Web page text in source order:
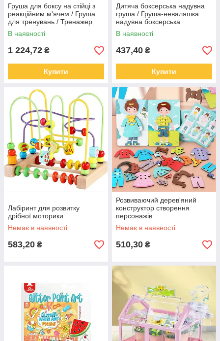
Груша для боксу на стійці з
реакційним м'ячем / Груша
для тренувань / Тренажер
для боксу 152см
В наявності
1 224,72 ₴
Купити
Дитяча боксерська надувна
груша / Груша-неваляшка
надувна боксерська
В наявності
437,40 ₴
Купити
Лабіринт для розвитку
дрібної моторики
Немає в наявності
583,20 ₴
Розвиваючий дерев'яний
конструктор створення
персонажів
Немає в наявності
510,30 ₴